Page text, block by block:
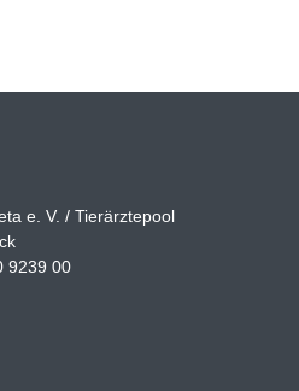
e. V. / Tierärztepool
9239 00